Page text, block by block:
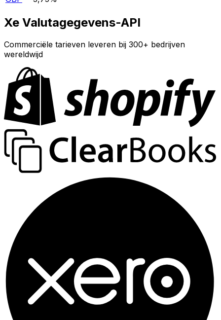
Xe Valutagegevens-API
Commerciële tarieven leveren bij 300+ bedrijven
wereldwijd